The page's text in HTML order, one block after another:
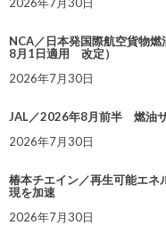
NCA／日本発国際航空貨物
8月1日適用 改定）
2026年7月30日
JAL／2026年8月前半 燃油
2026年7月30日
椿本チエイン／再生可能エネ
現を加速
2026年7月30日